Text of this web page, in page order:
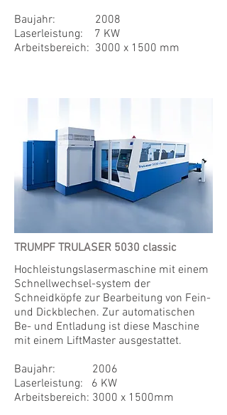
Baujahr: 2008
Laserleistung: 7 KW
Arbeitsbereich: 3000 x 1500 mm
TRUMPF TRULASER 5030 classic
Hochleistungslasermaschine mit einem
Schnellwechsel-system der
Schneidköpfe zur Bearbeitung von Fein-
und Dickblechen. Zur automatischen
Be- und Entladung ist diese Maschine
mit einem LiftMaster ausgestattet.
Baujahr: 2006
Laserleistung: 6 KW
Arbeitsbereich: 3000 x 1500mm